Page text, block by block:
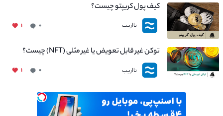
کیف پول کریپتو چیست؟
نااریب ۰ ۱
توکن غیر قابل تعویض یا غیر مثلی (NFT) چیست؟
نااریب ۰ ۱